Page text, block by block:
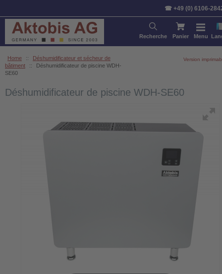
☎ +49 (0) 6106-
Recherche Panier Menu
Home ::
Déshumidificateur et sécheur de
bâtiment
::
Déshumidificateur de piscine WDH-
SE60
Version
Déshumidificateur de piscine WDH-SE60